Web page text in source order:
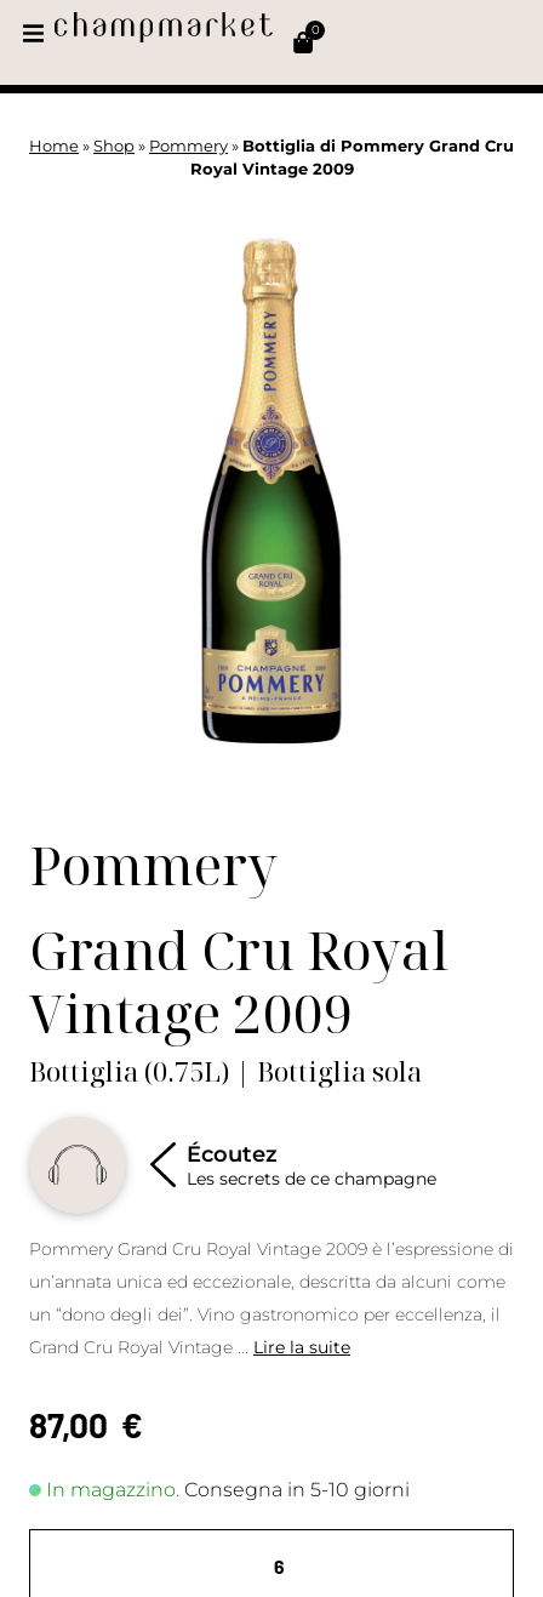
0
Home » Shop » Pommery » Bottiglia di Pommery Grand Cru
Royal Vintage 2009
Pommery
Grand Cru Royal
Vintage 2009
Bottiglia (0.75L) | Bottiglia sola
Écoutez
Les secrets de ce champagne
Pommery Grand Cru Royal Vintage 2009 è l’espressione di
un’annata unica ed eccezionale, descritta da alcuni come
un “dono degli dei”. Vino gastronomico per eccellenza, il
Grand Cru Royal Vintage
Lire la suite
87,00 €
In magazzino. Consegna in 5-10 giorni